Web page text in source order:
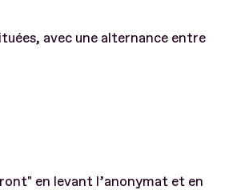
avec une alternance entre
en levant l’anonymat et en